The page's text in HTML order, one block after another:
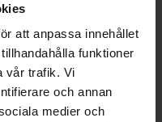
att anpassa innehållet
funktioner
vår trafik. Vi
och annan
medier och
och
är chef, ledare
– börja
helt kostnadsfritt.